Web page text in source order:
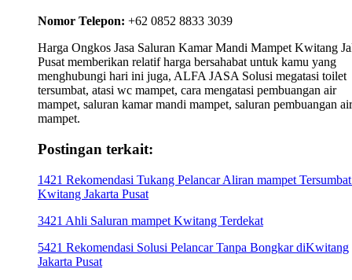
Nomor Telepon: +62 0852 8833 3039
Harga Ongkos Jasa Saluran Kamar Mandi Mampet Kwitang
Pusat memberikan relatif harga bersahabat untuk kamu yang
menghubungi hari ini juga, ALFA JASA Solusi megatasi toilet
tersumbat, atasi wc mampet, cara mengatasi pembuangan air
mampet, saluran kamar mandi mampet, saluran pembuangan air
mampet.
Postingan terkait:
1421 Rekomendasi Tukang Pelancar Aliran mampet
Kwitang Jakarta Pusat
3421 Ahli Saluran mampet Kwitang Terdekat
5421 Rekomendasi Solusi Pelancar Tanpa Bongkar diKwitang
Jakarta Pusat